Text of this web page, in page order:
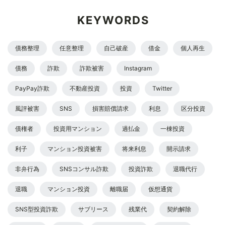
KEYWORDS
債務整理 任意整理 自己破産 借金 個人再生
債務 詐欺 詐欺被害 Instagram
PayPay詐欺 不動産投資 投資 Twitter
風評被害 SNS 損害賠償請求 利息 区分投資
債権者 投資用マンション 過払金 一棟投資
利子 マンション投資被害 将来利息 開示請求
非弁行為 SNSコンサル詐欺 投資詐欺 退職代行
退職 マンション投資 離職届 仮想通貨
SNS型投資詐欺 サブリース 残業代 契約解除